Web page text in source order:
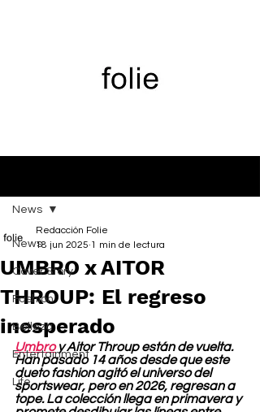
News
Cover Story
Fashion
Belleza
Entertainment
Life
News
UMBRO x AITOR
THROUP: El regreso
inesperado
Redacción Folie
18 jun 2025 1 min de lectura
Umbro y Aitor Throup están de vuelta.
Han pasado 14 años desde que este
dueto fashion agitó el universo del
sportswear, pero en 2026, regresan a
tope. La colección llega en primavera y